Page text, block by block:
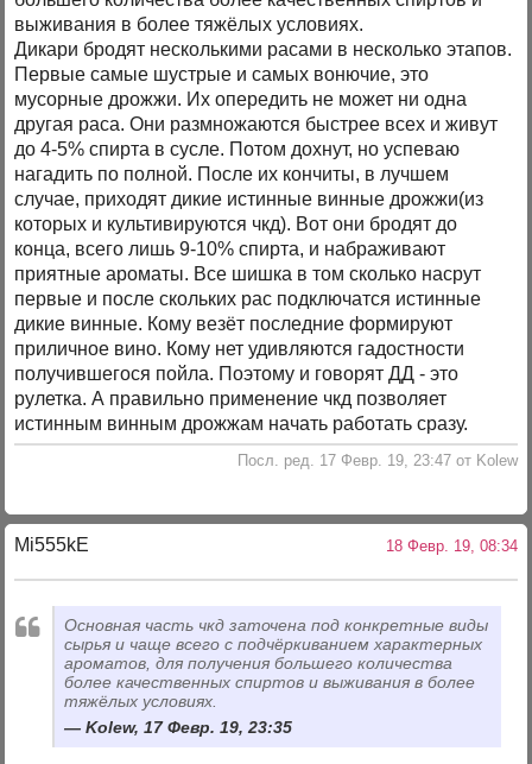
выживания в более тяжёлых условиях.
Дикари бродят несколькими расами в несколько этапов.
Первые самые шустрые и самых вонючие, это
мусорные дрожжи. Их опередить не может ни одна
другая раса. Они размножаются быстрее всех и живут
до 4-5% спирта в сусле. Потом дохнут, но успеваю
нагадить по полной. После их кончиты, в лучшем
случае, приходят дикие истинные винные дрожжи(из
которых и культивируются чкд). Вот они бродят до
конца, всего лишь 9-10% спирта, и набраживают
приятные ароматы. Все шишка в том сколько насрут
первые и после скольких рас подключатся истинные
дикие винные. Кому везёт последние формируют
приличное вино. Кому нет удивляются гадостности
получившегося пойла. Поэтому и говорят ДД - это
рулетка. А правильно применение чкд позволяет
истинным винным дрожжам начать работать сразу.
Посл. ред. 17 Февр. 19, 23:47 от Kolew
Mi555kE 18 Февр. 19, 08:34
Основная часть чкд заточена под конкретные виды
сырья и чаще всего с подчёркиванием характерных
ароматов, для получения большего количества
более качественных спиртов и выживания в более
тяжёлых условиях.
Kolew, 17 Февр. 19, 23:35